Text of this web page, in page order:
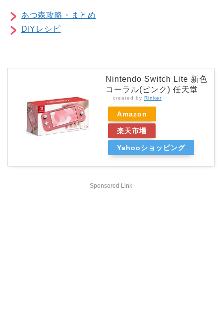
あつ森攻略・まとめ
DIYレシピ
Nintendo Switch Lite 新色
コーラル(ピンク) 任天堂
created by Rinker
Amazon
楽天市場
Yahooショッピング
Sponsored Link